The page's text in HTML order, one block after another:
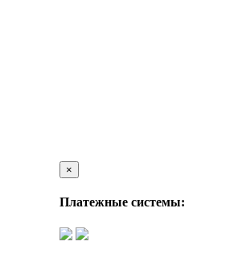
×
Платежные системы: